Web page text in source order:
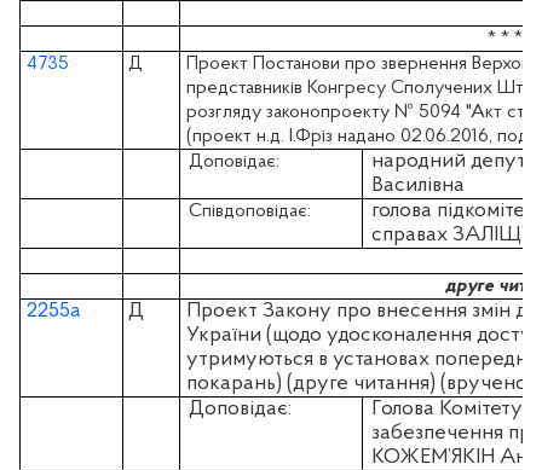
* * *
4735
Д
Проект Постанови про звернення
представників Конгресу Сполучених
розгляду законопроекту № 5094 "Акт
(проект н.д. І.Фріз надано 02.06.2016,
Доповідає:
народний
Василівна
Співдоповідає:
голова
справах ЗАЛІЩУК
друге
2255а Д
Проект Закону про внесення змін до
України (щодо удосконалення
утримуються в установах
покарань) (друге читання) (вручено
Доповідає:
Голова Комітету
забезпечення
КОЖЕМ’ЯКІН